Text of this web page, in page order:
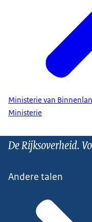
Ministerie van
Ministerie
De Rijksoverheid.
Andere talen